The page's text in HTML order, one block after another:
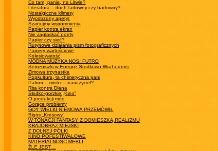
Co tam, panie, na Litwie?
Literatura – duch fartowny czy hartowny?
Nostalgiczne klimaty
Wyostrzony apetyt
Szanujmy wspomnienia
Papier kontra ekran
Nie zagłaskać poety
Papier czy sieć?
Rutynowe działania pism fotograficznych
Papiery wartościowe
Kolesiowatość
MODNA MUZYKA NOSI FUTRO
Semeniszki w Europie Środkowo-Wschodniej
Zimowa trzynastka
Popkultura, ta chimeryczna pani
Patron – mistrz – nauczyciel?
Rita kontra Diana
Słodko-gorzkie „Kino”
O produkcji mód
Gorące problemy
GDY WIELKI NIEMOWA PRZEMÓWIŁ
Bigos „Kresowy”
W TONACJI FANTASY Z DOMIESZKĄ REALIZMU
KRAJOBRAZ MIEJSKI
Z DOLNEJ PÓŁKI
KINO POFESTIWALOWE
MATERIALNOŚĆ MEBLI
ŹLE JEST…